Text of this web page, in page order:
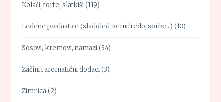
Kolači, torte, slatkiši(119)
Ledene poslastice (sladoled, semifredo, sorbe…) (10)
Sosovi, kremovi, namazi(34)
Začini i aromatični dodaci(3)
Zimnica(2)